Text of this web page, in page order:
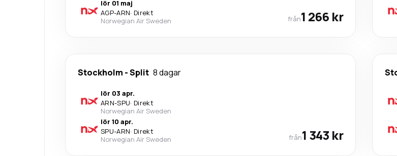
lör 01 maj
AGP-ARN· Direkt
Norwegian Air Sweden
från1 266 kr
Stockholm -Split 8 dagar
lör 03 apr.
ARN-SPU· Direkt
Norwegian Air Sweden
lör 10 apr.
SPU-ARN· Direkt
Norwegian Air Sweden
från1 343 kr